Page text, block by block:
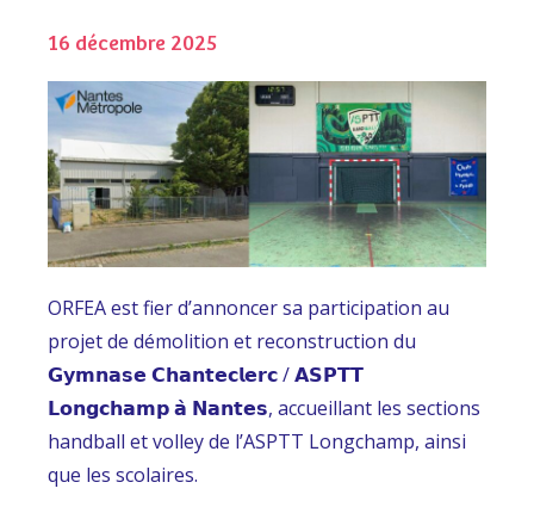
16 décembre 2025
ORFEA est fier d’annoncer sa participation au
projet de démolition et reconstruction du
𝗚𝘆𝗺𝗻𝗮𝘀𝗲 𝗖𝗵𝗮𝗻𝘁𝗲𝗰𝗹𝗲𝗿𝗰 / 𝗔𝗦𝗣𝗧𝗧
𝗟𝗼𝗻𝗴𝗰𝗵𝗮𝗺𝗽 𝗮̀ 𝗡𝗮𝗻𝘁𝗲𝘀, accueillant les sections
handball et volley de l’ASPTT Longchamp, ainsi
que les scolaires.